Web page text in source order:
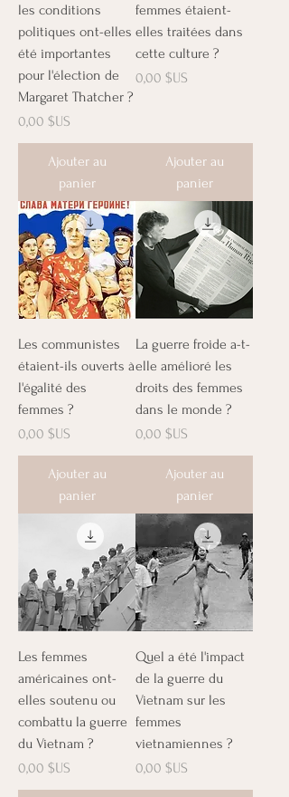
les conditions
politiques ont-elles
été importantes
pour l'élection de
Margaret Thatcher ?
Prix
0,00 $US
Ajouter au
panier
femmes étaient-
elles traitées dans
cette culture ?
Prix
0,00 $US
Ajouter au
panier
Les communistes
étaient-ils ouverts à
l'égalité des
femmes ?
Prix
0,00 $US
Ajouter au
panier
La guerre froide a-t-
elle amélioré les
droits des femmes
dans le monde ?
Prix
0,00 $US
Ajouter au
panier
Les femmes
américaines ont-
elles soutenu ou
combattu la guerre
du Vietnam ?
Prix
0,00 $US
Quel a été l'impact
de la guerre du
Vietnam sur les
femmes
vietnamiennes ?
Prix
0,00 $US